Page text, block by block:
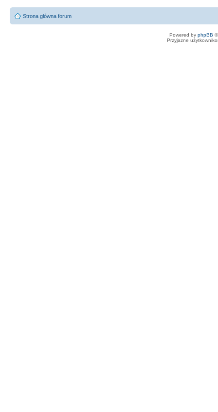
Strona główna forum
Powered by phpBB
Przyjazne